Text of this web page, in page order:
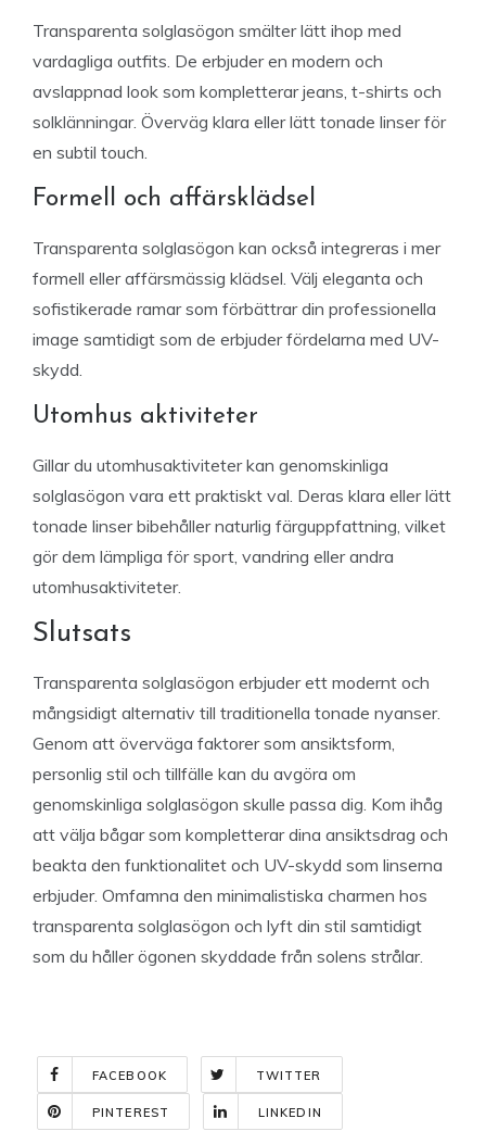
Transparenta solglasögon smälter lätt ihop med
vardagliga outfits. De erbjuder en modern och
avslappnad look som kompletterar jeans, t-shirts och
solklänningar. Överväg klara eller lätt tonade linser för
en subtil touch.
Formell och affärsklädsel
Transparenta solglasögon kan också integreras i mer
formell eller affärsmässig klädsel. Välj eleganta och
sofistikerade ramar som förbättrar din professionella
image samtidigt som de erbjuder fördelarna med UV-
skydd.
Utomhus aktiviteter
Gillar du utomhusaktiviteter kan genomskinliga
solglasögon vara ett praktiskt val. Deras klara eller lätt
tonade linser bibehåller naturlig färguppfattning, vilket
gör dem lämpliga för sport, vandring eller andra
utomhusaktiviteter.
Slutsats
Transparenta solglasögon erbjuder ett modernt och
mångsidigt alternativ till traditionella tonade nyanser.
Genom att överväga faktorer som ansiktsform,
personlig stil och tillfälle kan du avgöra om
genomskinliga solglasögon skulle passa dig. Kom ihåg
att välja bågar som kompletterar dina ansiktsdrag och
beakta den funktionalitet och UV-skydd som linserna
erbjuder. Omfamna den minimalistiska charmen hos
transparenta solglasögon och lyft din stil samtidigt
som du håller ögonen skyddade från solens strålar.
FACEBOOK TWITTER
PINTEREST LINKEDIN